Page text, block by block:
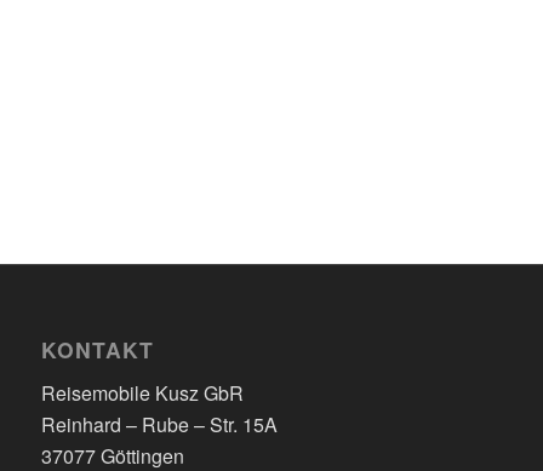
KONTAKT
Reisemobile Kusz GbR
Reinhard – Rube – Str. 15A
37077 Göttingen